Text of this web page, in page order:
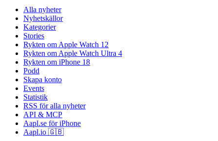
Alla nyheter
Nyhetskällor
Kategorier
Stories
Rykten om Apple Watch 12
Rykten om Apple Watch Ultra 4
Rykten om iPhone 18
Podd
Skapa konto
Events
Statistik
RSS för alla nyheter
API & MCP
Aapl.se för iPhone
Aapl.io 🇬🇧